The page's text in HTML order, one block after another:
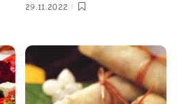
29.11.2022